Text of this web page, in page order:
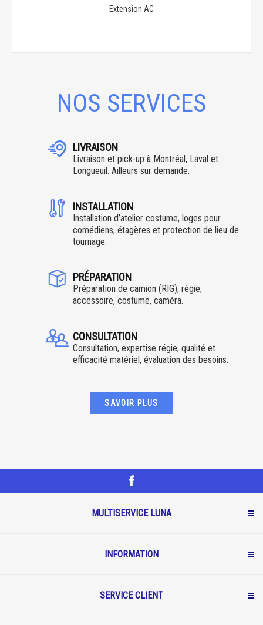
Extension AC
NOS SERVICES
LIVRAISON
Livraison et pick-up à Montréal, Laval et
Longueuil. Ailleurs sur demande.
INSTALLATION
Installation d’atelier costume, loges pour
comédiens, étagères et protection de lieu de
tournage.
PRÉPARATION
Préparation de camion (RIG), régie,
accessoire, costume, caméra.
CONSULTATION
Consultation, expertise régie, qualité et
efficacité matériel, évaluation des besoins.
SAVOIR PLUS
MULTISERVICE LUNA
INFORMATION
SERVICE CLIENT